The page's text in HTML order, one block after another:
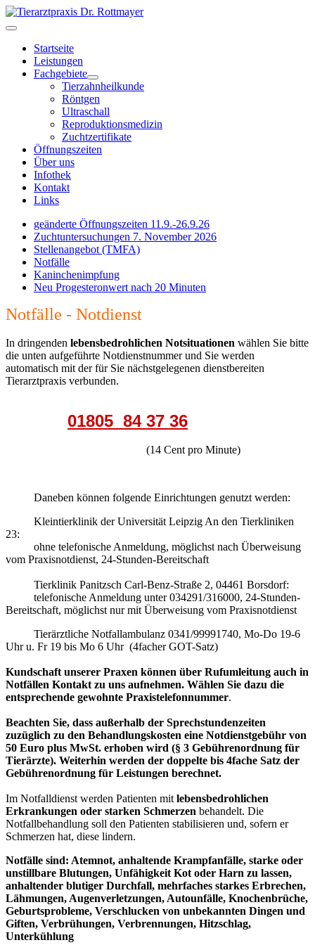
Startseite
Leistungen
Fachgebiete
Tierzahnheilkunde
Röntgen
Ultraschall
Reproduktionsmedizin
Zuchtzertifikate
Öffnungszeiten
Über uns
Infothek
Kontakt
Links
geänderte Öffnungszeiten 11.9.-26.9.26
Zuchtuntersuchungen 7. November 2026
Stellenangebot (TMFA)
Notfälle
Kaninchenimpfung
Neu Progesteronwert nach 20 Minuten
Notfälle - Notdienst
In dringenden lebensbedrohlichen Notsituationen wählen Sie bitte
die unten aufgeführte Notdienstnummer und Sie werden
automatisch mit der für Sie nächstgelegenen dienstbereiten
Tierarztpraxis verbunden.
01805 84 37 36
(14 Cent pro Minute)
Daneben können folgende Einrichtungen genutzt werden:
Kleintierklinik der Universität Leipzig An den Tierkliniken
23:
ohne telefonische Anmeldung, möglichst nach Überweisung
vom Praxisnotdienst, 24-Stunden-Bereitschaft
Tierklinik Panitzsch Carl-Benz-Straße 2, 04461 Borsdorf:
telefonische Anmeldung unter 034291/316000, 24-Stunden-
Bereitschaft, möglichst nur mit Überweisung vom Praxisnotdienst
Tierärztliche Notfallambulanz 0341/99991740, Mo-Do 19-6
Uhr u. Fr 19 bis Mo 6 Uhr (4facher GOT-Satz)
Kundschaft unserer Praxen können über Rufumleitung auch in
Notfällen Kontakt zu uns aufnehmen. Wählen Sie dazu die
entsprechende gewohnte Praxistelefonnummer.
Beachten Sie, dass außerhalb der Sprechstundenzeiten
zuzüglich zu den Behandlungskosten eine Notdienstgebühr von
50 Euro plus MwSt. erhoben wird (§ 3 Gebührenordnung für
Tierärzte). Weiterhin werden der doppelte bis 4fache Satz der
Gebührenordnung für Leistungen berechnet.
Im Notfalldienst werden Patienten mit lebensbedrohlichen
Erkrankungen oder starken Schmerzen behandelt. Die
Notfallbehandlung soll den Patienten stabilisieren und, sofern er
Schmerzen hat, diese lindern.
Notfälle sind: Atemnot, anhaltende Krampfanfälle, starke oder
unstillbare Blutungen, Unfähigkeit Kot oder Harn zu lassen,
anhaltender blutiger Durchfall, mehrfaches starkes Erbrechen,
Lähmungen, Augenverletzungen, Autounfälle, Knochenbrüche,
Geburtsprobleme, Verschlucken von unbekannten Dingen und
Giften, Verbrühungen, Verbrennungen, Hitzschlag,
Unterkühlung